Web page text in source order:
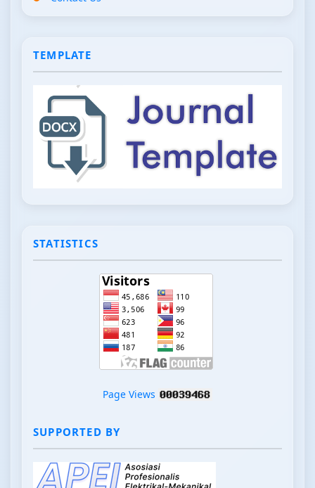
TEMPLATE
STATISTICS
Page Views
SUPPORTED BY